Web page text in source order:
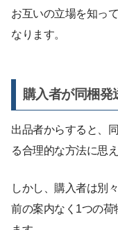
お互いの立場を知っ
なります。
購入者が同梱発
出品者からすると、
る合理的な方法に思
しかし、購入者は別
前の案内なく1つの荷